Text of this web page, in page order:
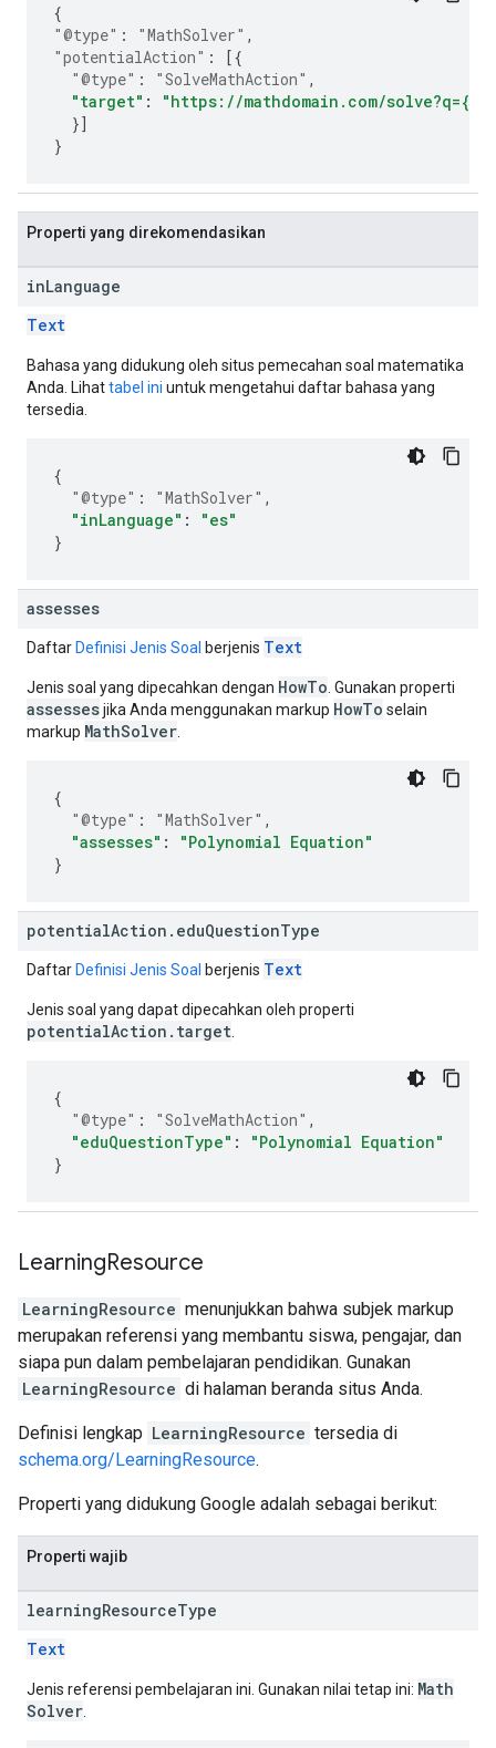
{
"@type" : "MathSolver" ,
"potentialAction" :
[{
"@type" : "SolveMathAction" ,
"target" :
"https://mathdomain.com/
}]
}
Properti yang direkomendasikan
inLanguage
Text
Bahasa yang didukung oleh situs pemecahan soal matematika
Anda. Lihattabel ini untuk mengetahui daftar bahasa yang
tersedia.
{
"@type" : "MathSolver" ,
"inLanguage" :
"es"
}
assesses
Daftar Definisi Jenis Soal berjenis Text
Jenis soal yang dipecahkan dengan HowTo . Gunakan properti
assessesjika Anda menggunakan markup HowTo selain
markup MathSolver
{
"@type" : "MathSolver" ,
"assesses" :
"Polynomial Equation"
}
potentialAction . eduQuestionType
Daftar Definisi Jenis Soal berjenis Text
Jenis soal yang dapat dipecahkan oleh properti
potentialAction.target
{
"@type" : "SolveMathAction" ,
"eduQuestionType" :
"Polynomial Equation"
}
LearningResource
LearningResource menunjukkan bahwa subjek markup
merupakan referensi yang membantu siswa, pengajar, dan
siapa pun dalam pembelajaran pendidikan. Gunakan
LearningResource di halaman beranda situs Anda.
Definisi lengkap LearningResource tersedia di
schema.org/LearningResource.
Properti yang didukung Google adalah sebagai berikut:
Properti wajib
learningResourceType
Text
Jenis referensi pembelajaran ini. Gunakan nilai tetap ini: Math
Solver